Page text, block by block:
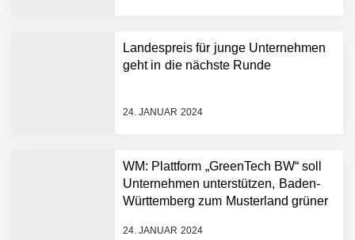
Landespreis für junge Unternehmen
geht in die nächste Runde
24. JANUAR 2024
WM: Plattform „GreenTech BW“ soll
Unternehmen unterstützen, Baden-
Württemberg zum Musterland grüner
24. JANUAR 2024
Entwicklungsprozesse
Pyck im Employer Portrait
Maximilian Mack von Pyck